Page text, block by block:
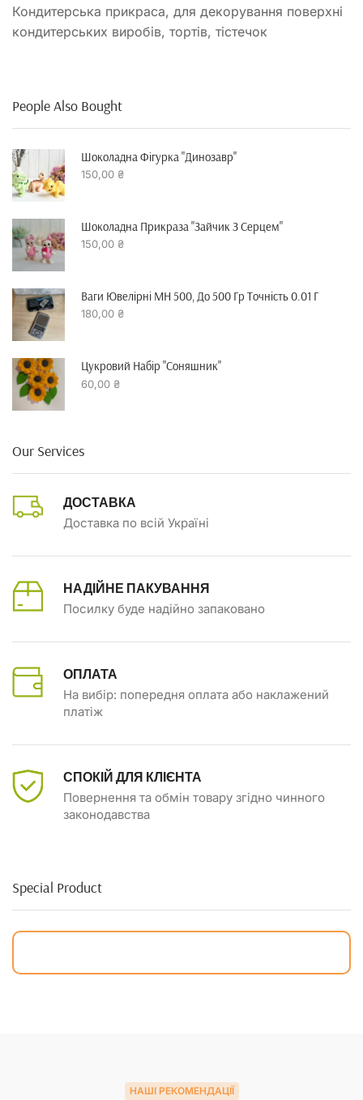
Кондитерська прикраса, для декорування поверхні
кондитерських виробів, тортів, тістечок
People Also Bought
Шоколадна Фігурка "динозавр"
150,00 ₴
Шоколадна Прикраза "зайчик З Серцем"
150,00 ₴
Ваги Ювелірні MH 500, До 500 Гр Точність 0.01 Г
180,00 ₴
Цукровий Набір "Соняшник"
60,00 ₴
Our Services
ДОСТАВКА
Доставка по всій Україні
НАДІЙНЕ ПАКУВАННЯ
Посилку буде надійно запаковано
ОПЛАТА
На вибір: попередня оплата або наклажений
платіж
СПОКІЙ ДЛЯ КЛІЄНТА
Повернення та обмін товару згідно чинного
законодавства
Special Product
НАШІ РЕКОМЕНДАЦІЇ